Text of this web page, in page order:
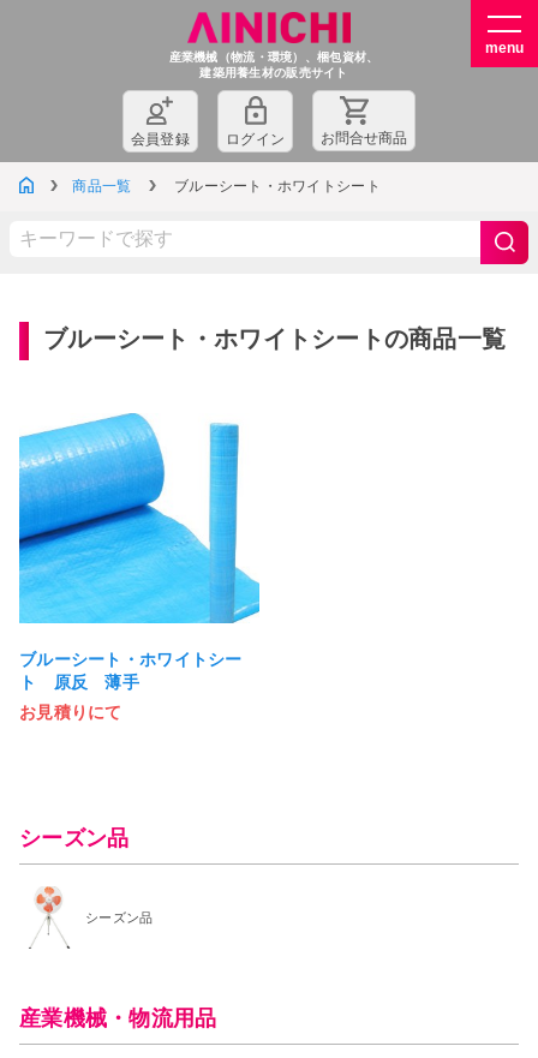
産業機械（物流・環境）、梱包資材、
建築用養生材の販売サイト
会員登録 ログイン お問合せ商品
商品一覧 ブルーシート・ホワイトシート
ブルーシート・ホワイトシートの商品一覧
ブルーシート・ホワイトシー
ト 原反 薄手
お見積りにて
シーズン品
シーズン品
産業機械・物流用品